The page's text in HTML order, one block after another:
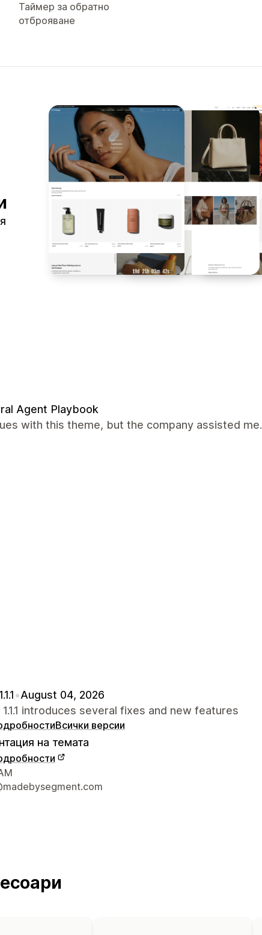
Таймер за обратно
отброяване
Agent Playbook
with this theme, but the company assisted me.
•August 04, 2026
introduces several fixes and new features
Всички версии
на темата
с дизайнера